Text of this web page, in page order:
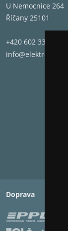
U Nemocnice 264
Říčany 25101
+420 602 331 662
info@elektronet.cz
Doprava